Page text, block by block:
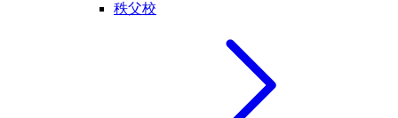
秩父校